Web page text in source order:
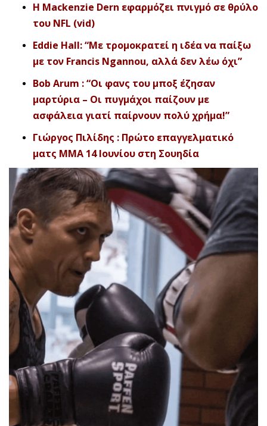
H Mackenzie Dern εφαρμόζει πνιγμό σε θρύλο
του NFL (vid)
Eddie Hall: “Με τρομοκρατεί η ιδέα να παίξω
με τον Francis Ngannou, αλλά δεν λέω όχι”
Bob Arum : “Οι φανς του μποξ έζησαν
μαρτύρια – Οι πυγμάχοι παίζουν με
ασφάλεια γιατί παίρνουν πολύ χρήμα!”
Γιώργος Πιλίδης : Πρώτο επαγγελματικό
ματς ΜΜΑ 14 Ιουνίου στη Σουηδία